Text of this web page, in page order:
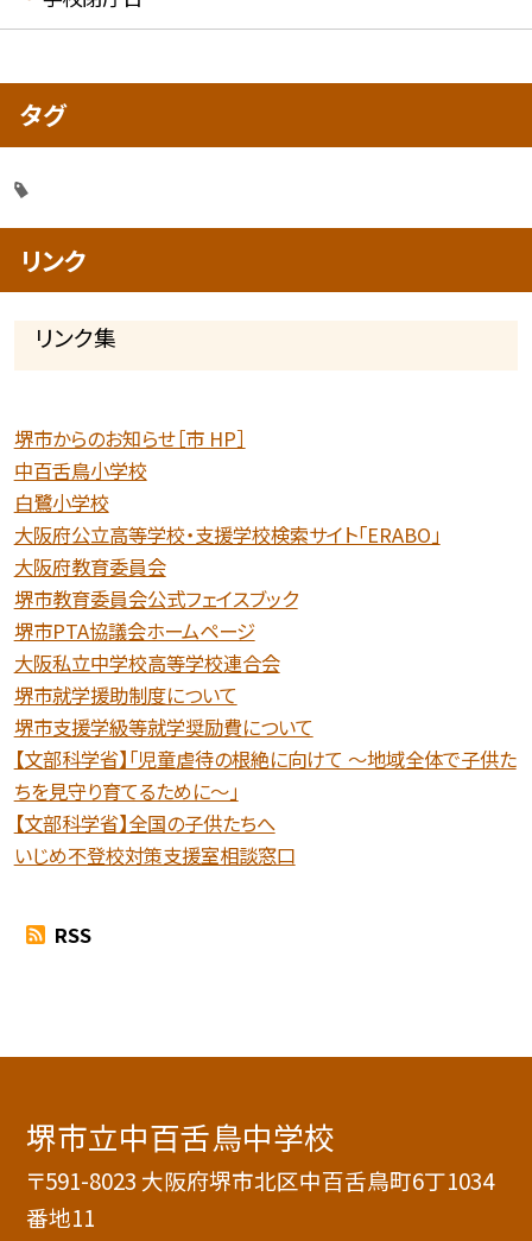
タグ
リンク
リンク集
堺市からのお知らせ［市 HP］
中百舌鳥小学校
白鷺小学校
大阪府公立高等学校・支援学校検索サイト「ERABO」
大阪府教育委員会
堺市教育委員会公式フェイスブック
堺市PTA協議会ホームページ
大阪私立中学校高等学校連合会
堺市就学援助制度について
堺市支援学級等就学奨励費について
【文部科学省】「児童虐待の根絶に向けて 〜地域全体で子供た
ちを見守り育てるために〜」
【文部科学省】全国の子供たちへ
いじめ不登校対策支援室相談窓口
RSS
堺市立中百舌鳥中学校
〒591-8023 大阪府堺市北区中百舌鳥町6丁1034
番地11